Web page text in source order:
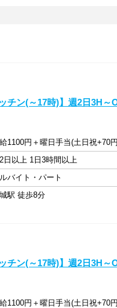
チン(～17時)】週2日3H
1100円＋曜日手当(土日祝+70
日以上 1日3時間以上
バイト・パート
駅 徒歩8分
チン(～17時)】週2日3H
1100円＋曜日手当(土日祝+70